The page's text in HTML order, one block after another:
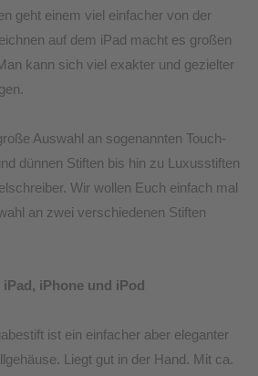
geht einem viel einfacher von der
auf dem iPad macht es großen
kann sich viel exakter und gezielter
Auswahl an sogenannten Touch-
dünnen Stiften bis hin zu Luxusstiften
Wir wollen Euch einfach mal
an zwei verschiedenen Stiften
iPhone und iPod
ist ein einfacher aber eleganter
Liegt gut in der Hand. Mit ca.